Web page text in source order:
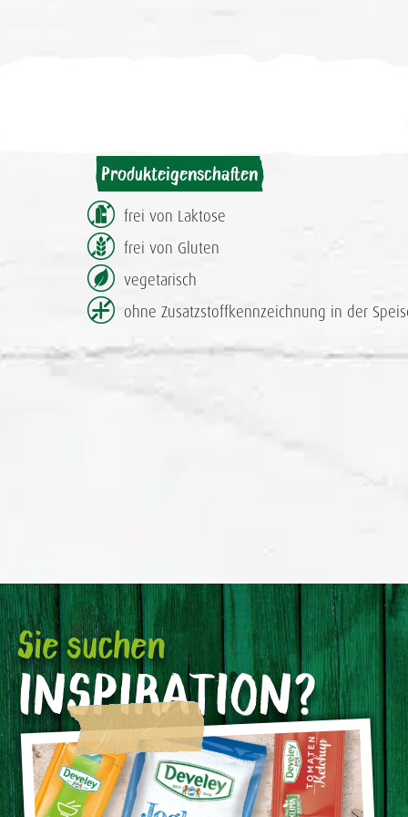
Produkteigenschaften
frei von Laktose
frei von Gluten
vegetarisch
ohne Zusatzstoff­kennzeichnung in der
Sie suchen
INSPIRATION?